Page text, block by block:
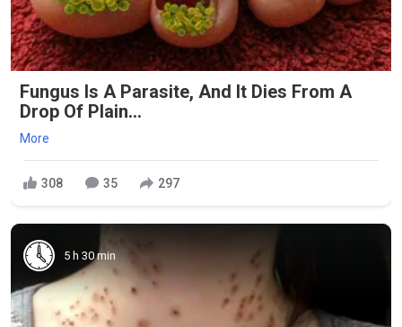
Fungus Is A Parasite, And It Dies From A
Drop Of Plain...
More
308 35 297
5 h 30 min